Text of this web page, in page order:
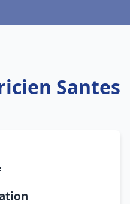
Santes